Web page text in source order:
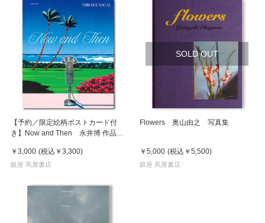
【予約／限定絵柄ポストカード付
き】Now and Then 永井博 作品
￥3,000 (税込 ￥3,300)
銀座 蔦屋書店
SOLD OUT
Flowers 奥山由之 写真集
￥5,000 (税込 ￥5,500)
銀座 蔦屋書店